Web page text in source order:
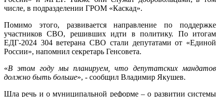
числе, в подразделении ГРОМ «Каскад».
Помимо этого, развивается направление по поддержке
участников СВО, решивших идти в политику. По итогам
ЕДГ-2024 304 ветерана СВО стали депутатами от «Единой
России», напомнил секретарь Генсовета.
«В этом году мы планируем, что депутатских мандатов
должно быть больше», - сообщил Владимир Якушев.
Шла речь и о муниципальной реформе – о развитии системы